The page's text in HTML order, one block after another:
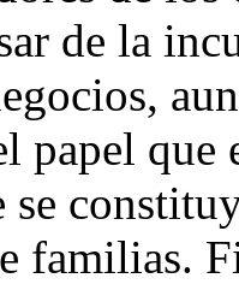
de la
papel
familias.